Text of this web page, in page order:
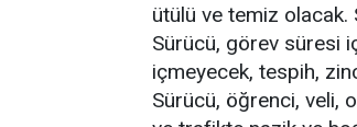
ütülü ve temiz olacak.
Sürücü, görev süresi
içmeyecek, tespih,
Sürücü, öğrenci, veli,